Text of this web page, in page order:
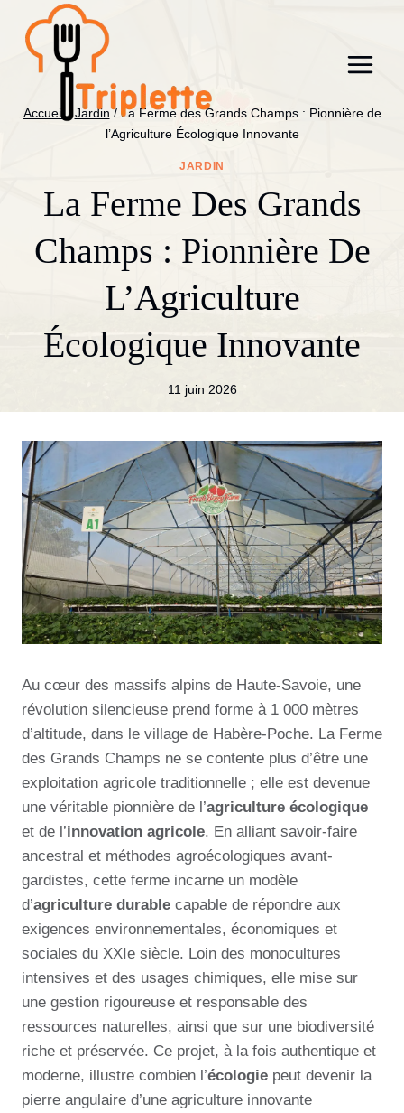
contenu
Accueil / Jardin / La Ferme des Grands Champs : Pionnière de
l’Agriculture Écologique Innovante
JARDIN
La Ferme Des Grands
Champs : Pionnière De
L’Agriculture
Écologique Innovante
11 juin 2026
Au cœur des massifs alpins de Haute-Savoie, une
révolution silencieuse prend forme à 1 000 mètres
d’altitude, dans le village de Habère-Poche. La Ferme
des Grands Champs ne se contente plus d’être une
exploitation agricole traditionnelle ; elle est devenue
une véritable pionnière de l’agriculture écologique
et de l’innovation agricole. En alliant savoir-faire
ancestral et méthodes agroécologiques avant-
gardistes, cette ferme incarne un modèle
d’agriculture durable capable de répondre aux
exigences environnementales, économiques et
sociales du XXIe siècle. Loin des monocultures
intensives et des usages chimiques, elle mise sur
une gestion rigoureuse et responsable des
ressources naturelles, ainsi que sur une biodiversité
riche et préservée. Ce projet, à la fois authentique et
moderne, illustre combien l’écologie peut devenir la
pierre angulaire d’une agriculture innovante